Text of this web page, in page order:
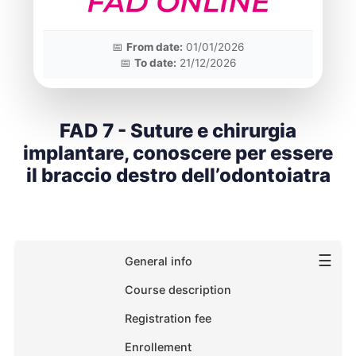
📅 From date: 01/01/2026
📅 To date: 21/12/2026
FAD 7 - Suture e chirurgia
implantare, conoscere per essere
il braccio destro dell’odontoiatra
☰
General info
Course description
Registration fee
Enrollement